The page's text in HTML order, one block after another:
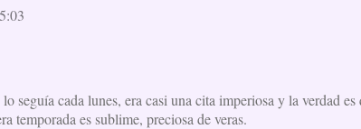
seguía cada lunes, era casi una cita imperiosa y la verdad
temporada es sublime, preciosa de veras.